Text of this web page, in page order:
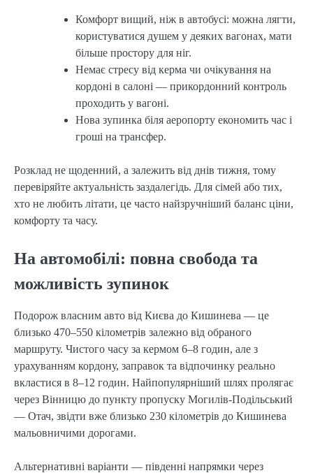
Комфорт вищий, ніж в автобусі: можна лягти,
користуватися душем у деяких вагонах, мати
більше простору для ніг.
Немає стресу від керма чи очікування на
кордоні в салоні — прикордонний контроль
проходить у вагоні.
Нова зупинка біля аеропорту економить час і
гроші на трансфер.
Розклад не щоденний, а залежить від днів тижня, тому
перевіряйте актуальність заздалегідь. Для сімей або тих,
хто не любить літати, це часто найзручніший баланс ціни,
комфорту та часу.
На автомобілі: повна свобода та
можливість зупинок
Подорож власним авто від Києва до Кишинева — це
близько 470–550 кілометрів залежно від обраного
маршруту. Чистого часу за кермом 6–8 годин, але з
урахуванням кордону, заправок та відпочинку реально
вкластися в 8–12 годин. Найпопулярніший шлях пролягає
через Вінницю до пункту пропуску Могилів-Подільський
— Отач, звідти вже близько 230 кілометрів до Кишинева
мальовничими дорогами.
Альтернативні варіанти — південні напрямки через